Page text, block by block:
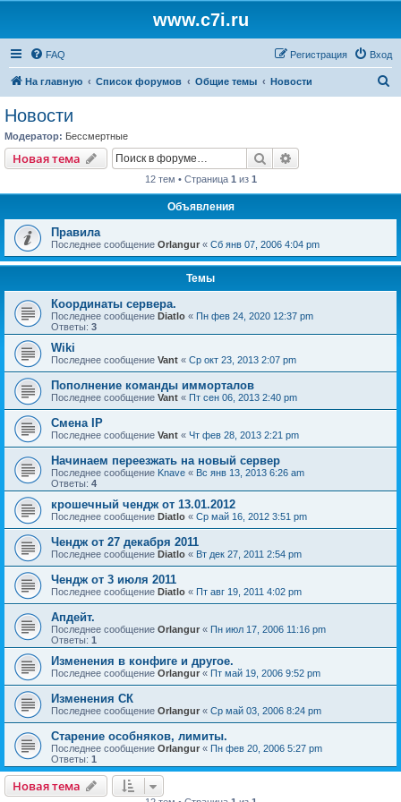
www.c7i.ru
FAQ Вход
Регистрация
На главную Список форумов Общие темы Новости
Новости
Модератор: Бессмертные
Новая тема Поиск
12 тем • Страница 1 из 1
Объявления
Правила
Последнее сообщение Orlangur « Сб янв 07, 2006 4:04 pm
Темы
Координаты сервера.
Последнее сообщение Diatlo « Пн фев 24, 2020 12:37 pm
Ответы: 3
Wiki
Последнее сообщение Vant « Ср окт 23, 2013 2:07 pm
Пополнение команды имморталов
Последнее сообщение Vant « Пт сен 06, 2013 2:40 pm
Смена IP
Последнее сообщение Vant « Чт фев 28, 2013 2:21 pm
Начинаем переезжать на новый сервер
Последнее сообщение Knave « Вс янв 13, 2013 6:26 am
Ответы: 4
крошечный чендж от 13.01.2012
Последнее сообщение Diatlo « Ср май 16, 2012 3:51 pm
Чендж от 27 декабря 2011
Последнее сообщение Diatlo « Вт дек 27, 2011 2:54 pm
Чендж от 3 июля 2011
Последнее сообщение Diatlo « Пт авг 19, 2011 4:02 pm
Апдейт.
Последнее сообщение Orlangur « Пн июл 17, 2006 11:16 pm
Ответы: 1
Изменения в конфиге и другое.
Последнее сообщение Orlangur « Пт май 19, 2006 9:52 pm
Изменения СК
Последнее сообщение Orlangur « Ср май 03, 2006 8:24 pm
Старение особняков, лимиты.
Последнее сообщение Orlangur « Пн фев 20, 2006 5:27 pm
Ответы: 1
Новая тема